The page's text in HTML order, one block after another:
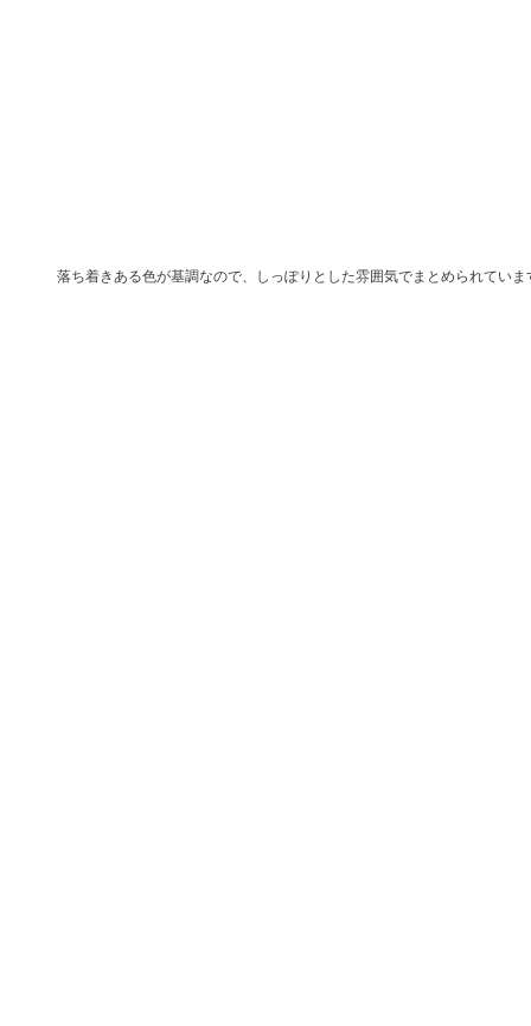
落ち着きある色が基調なので、しっぽりとした雰囲気でまとめられていま